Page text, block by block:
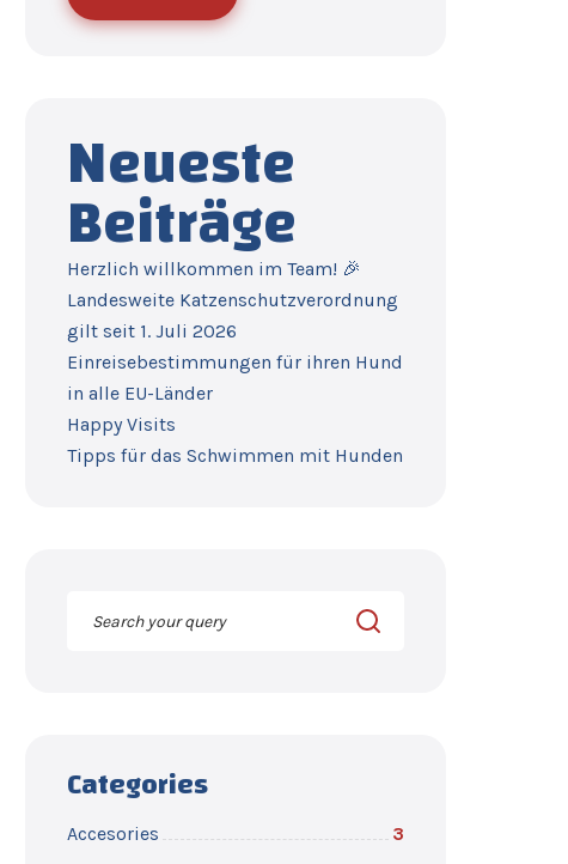
Neueste
Beiträge
Herzlich willkommen im Team! 🎉
Landesweite Katzenschutzverordnung
gilt seit 1. Juli 2026
Einreisebestimmungen für ihren Hund
in alle EU-Länder
Happy Visits
Tipps für das Schwimmen mit Hunden
Categories
Accesories
3